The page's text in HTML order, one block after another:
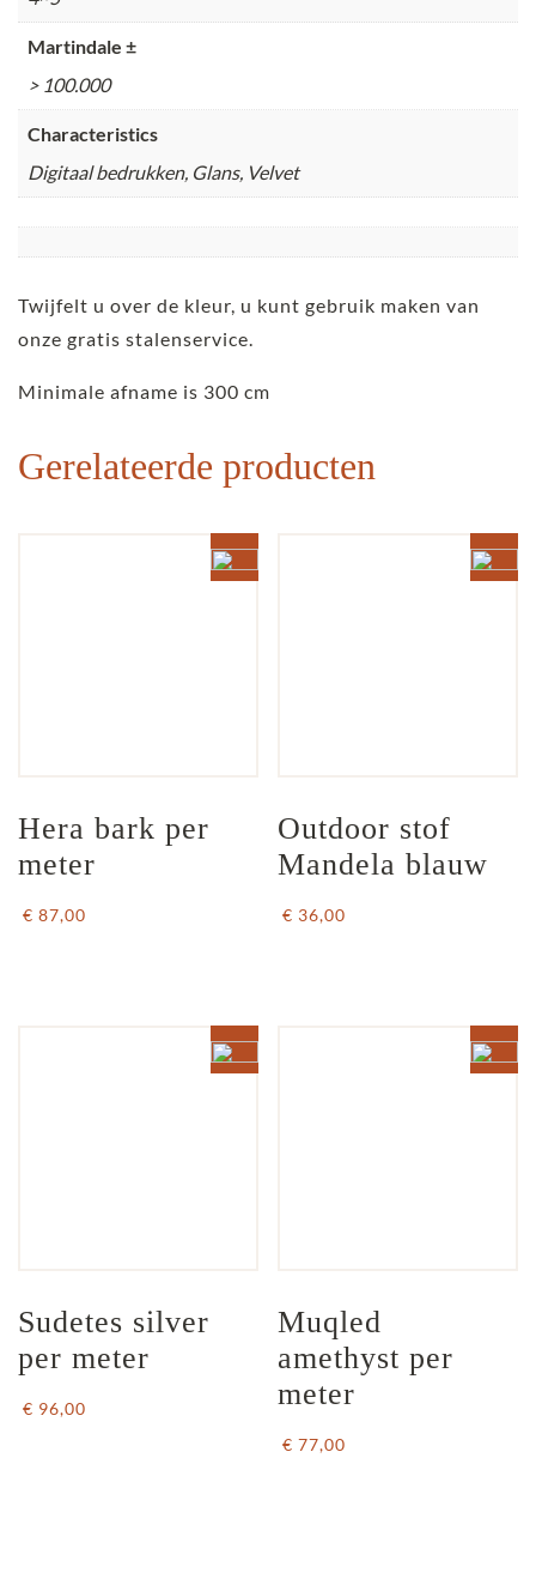
Martindale ±
> 100.000
Characteristics
Digitaal bedrukken, Glans, Velvet
Twijfelt u over de kleur, u kunt gebruik maken van
onze gratis stalenservice.
Minimale afname is 300 cm
Gerelateerde producten
Hera bark per
meter
€ 87,00
Outdoor stof
Mandela blauw
€ 36,00
Sudetes silver
per meter
€ 96,00
Muqled
amethyst per
meter
€ 77,00